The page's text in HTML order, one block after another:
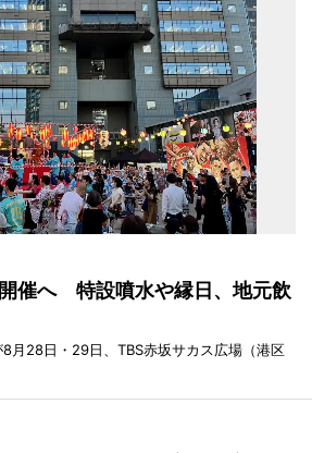
開催へ 特設噴水や縁日、地元飲
8月28日・29日、TBS赤坂サカス広場（港区